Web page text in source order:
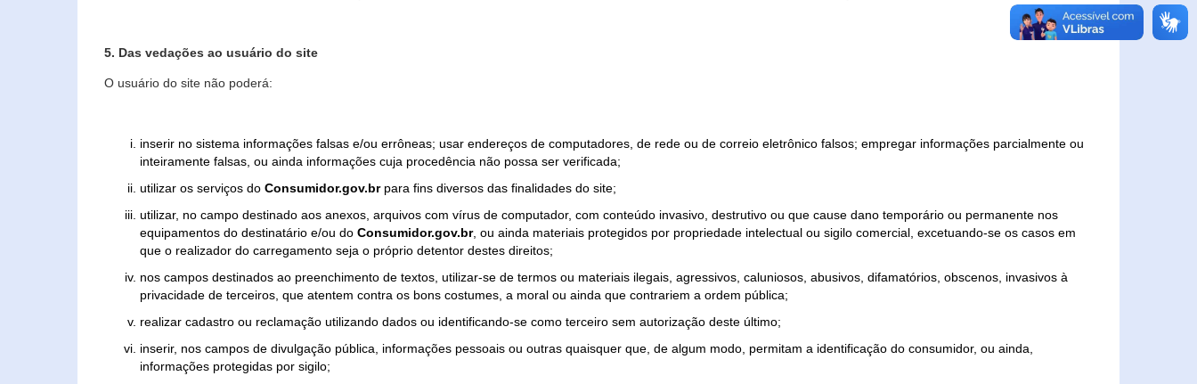
5. Das vedações ao usuário do site
O usuário do site não poderá:
inserir no sistema informações falsas e/ou errôneas; usar endereços de computadores, de rede ou de correio eletrônico falsos; empregar informações parcialmente ou
inteiramente falsas, ou ainda informações cuja procedência não possa ser verificada;
utilizar os serviços do Consumidor.gov.brpara fins diversos das finalidades do site;
utilizar, no campo destinado aos anexos, arquivos com vírus de computador, com conteúdo invasivo, destrutivo ou que cause dano temporário ou permanente nos
equipamentos do destinatário e/ou do Consumidor.gov.br, ou ainda materiais protegidos por propriedade intelectual ou sigilo comercial, excetuando-se os casos em
que o realizador do carregamento seja o próprio detentor destes direitos;
nos campos destinados ao preenchimento de textos, utilizar-se de termos ou materiais ilegais, agressivos, caluniosos, abusivos, difamatórios, obscenos, invasivos à
privacidade de terceiros, que atentem contra os bons costumes, a moral ou ainda que contrariem a ordem pública;
realizar cadastro ou reclamação utilizando dados ou identificando-se como terceiro sem autorização deste último;
inserir, nos campos de divulgação pública, informações pessoais ou outras quaisquer que, de algum modo, permitam a identificação do consumidor, ou ainda,
informações protegidas por sigilo;